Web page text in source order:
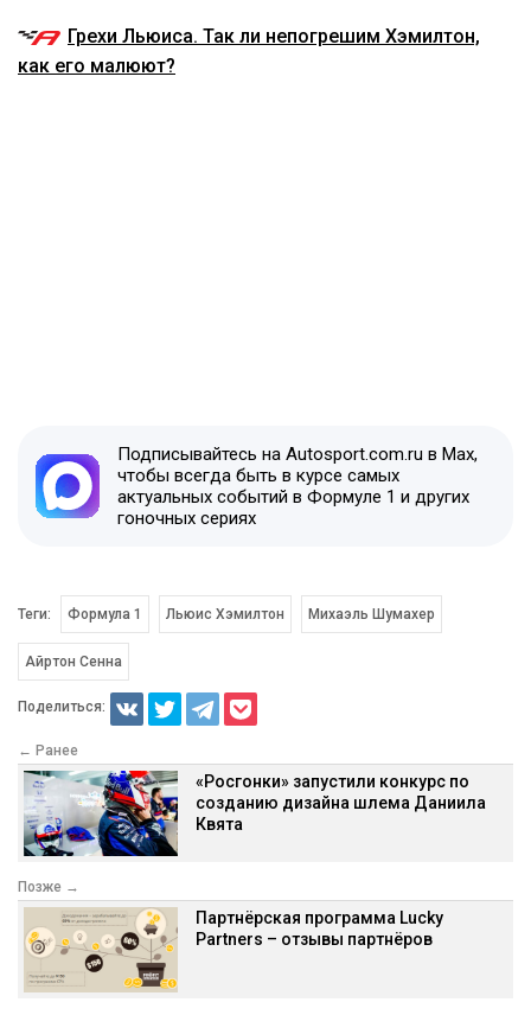
Грехи Льюиса. Так ли непогрешим Хэмилтон,
как его малюют?
Подписывайтесь на Autosport.com.ru в Max,
чтобы всегда быть в курсе самых
актуальных событий в Формуле 1 и других
гоночных сериях
Теги: Формула 1 Льюис Хэмилтон Михаэль Шумахер
Айртон Сенна
Поделиться:
← Ранее
«Росгонки» запустили конкурс по
созданию дизайна шлема Даниила
Квята
Позже →
Партнёрская программа Lucky
Partners – отзывы партнёров